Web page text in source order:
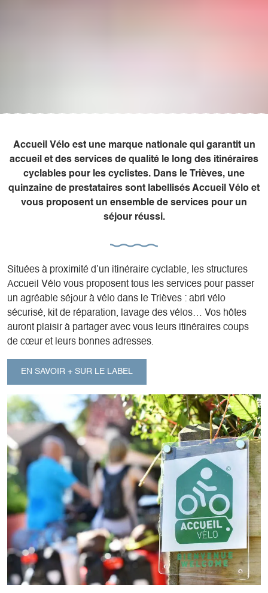
Accueil Vélo est une marque nationale qui garantit un
accueil et des services de qualité le long des itinéraires
cyclables pour les cyclistes. Dans le Trièves, une
quinzaine de prestataires sont labellisés Accueil Vélo et
vous proposent un ensemble de services pour un
séjour réussi.
Situées à proximité d’un itinéraire cyclable, les structures
Accueil Vélo vous proposent tous les services pour passer
un agréable séjour à vélo dans le Trièves : abri vélo
sécurisé, kit de réparation, lavage des vélos… Vos hôtes
auront plaisir à partager avec vous leurs itinéraires coups
de cœur et leurs bonnes adresses.
EN SAVOIR + SUR LE LABEL